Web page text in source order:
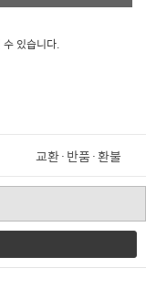
있습니다.
교환·반품·환불